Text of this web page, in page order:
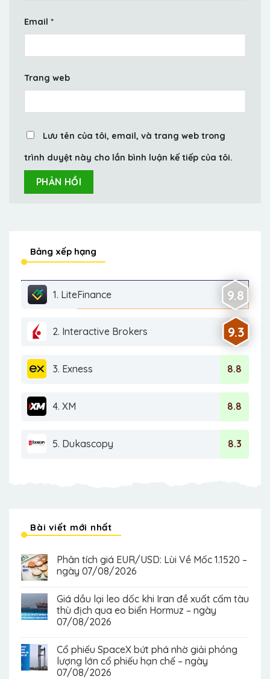
Email *
Trang web
Lưu tên của tôi, email, và trang web trong
trình duyệt này cho lần bình luận kế tiếp của tôi.
Bảng xếp hạng
1. LiteFinance 9.8
2. Interactive Brokers 9.3
3. Exness 8.8
4. XM 8.8
5. Dukascopy 8.3
Bài viết mới nhất
Phân tích giá EUR/USD: Lùi Về Mốc 1.1520 –
ngày 07/08/2026
Giá dầu lại leo dốc khi Iran đề xuất cấm tàu
thù địch qua eo biển Hormuz – ngày
07/08/2026
Cổ phiếu SpaceX bứt phá nhờ giải phóng
lượng lớn cổ phiếu hạn chế – ngày
07/08/2026